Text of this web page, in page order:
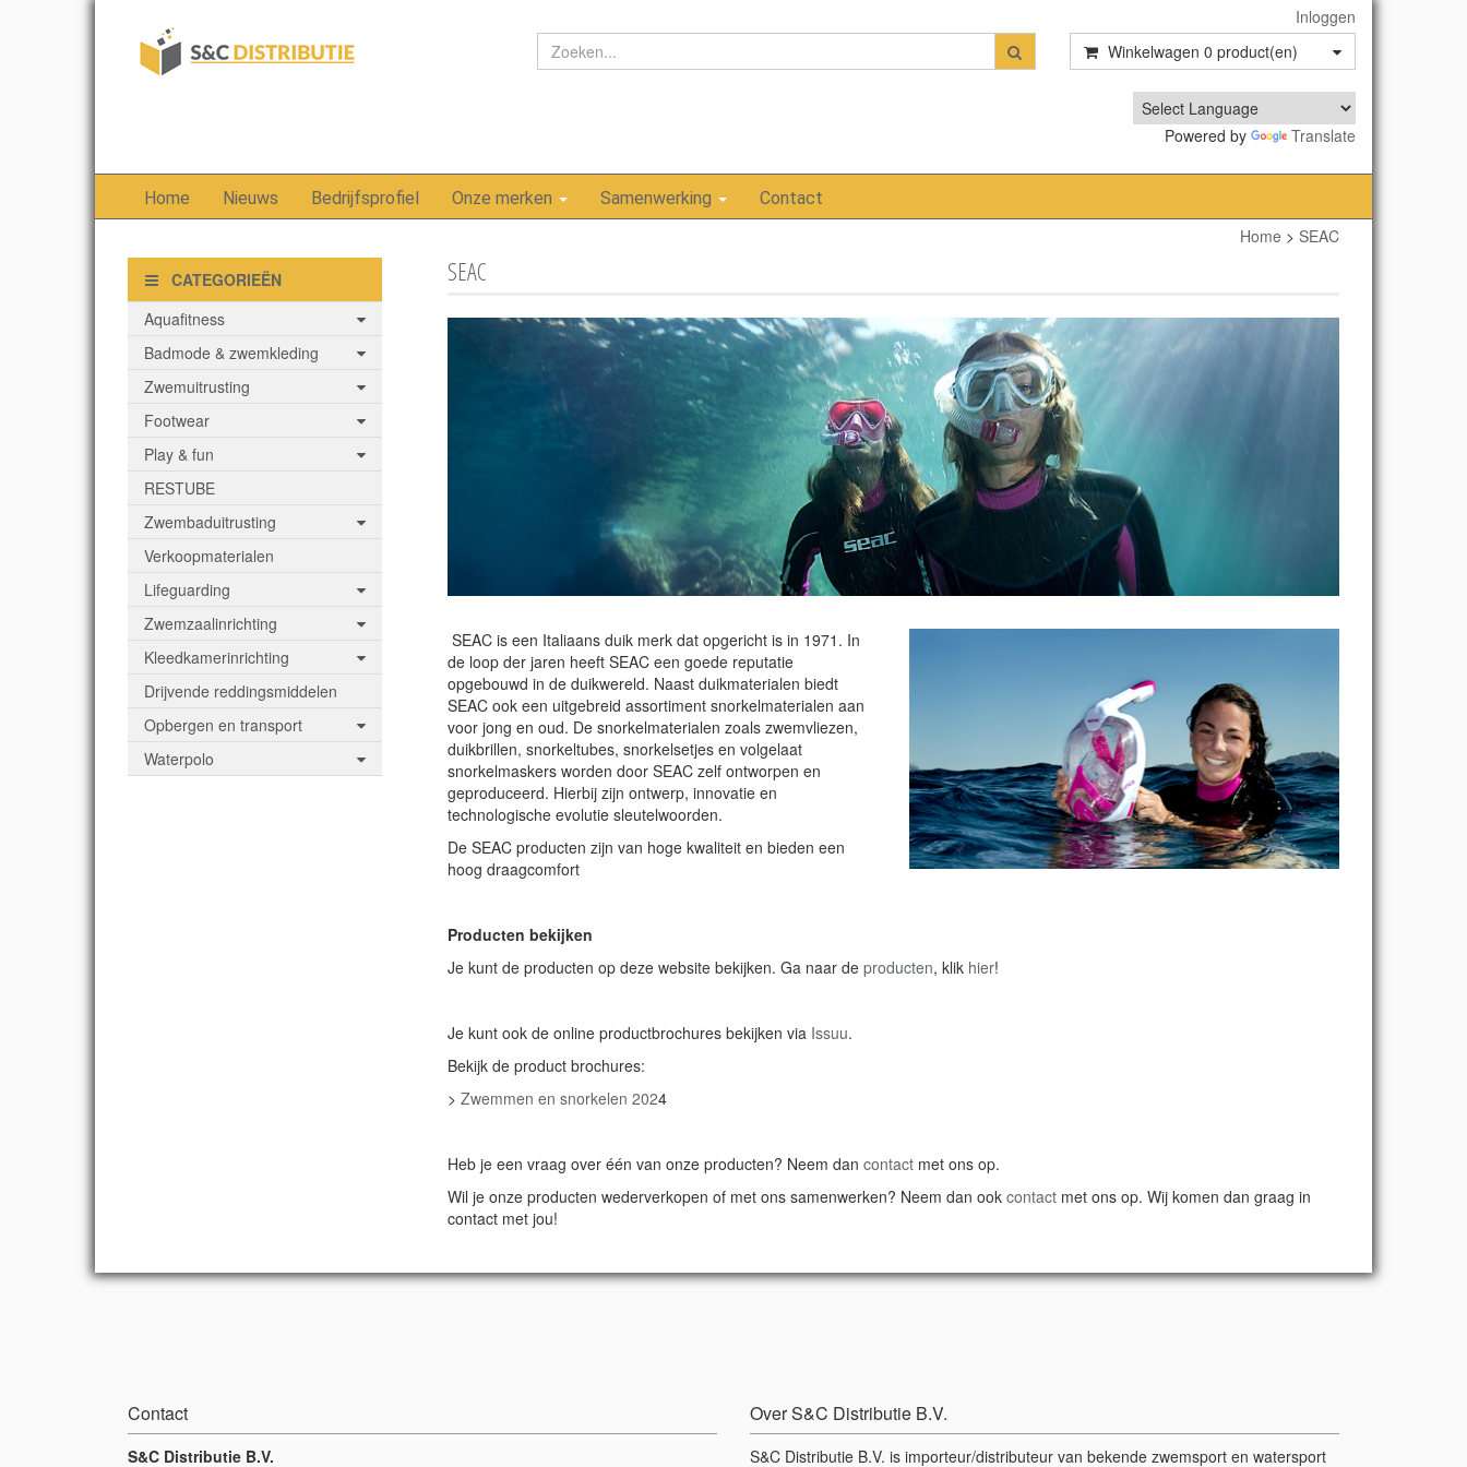
Inloggen
Winkelwagen 0 product(en)
Powered by Translate
Home Nieuws Bedrijfsprofiel Onze merken Samenwerking Contact
Home > SEAC
CATEGORIEËN
Aquafitness
Badmode & zwemkleding
Zwemuitrusting
Footwear
Play & fun
RESTUBE
Zwembaduitrusting
Verkoopmaterialen
Lifeguarding
Zwemzaalinrichting
Kleedkamerinrichting
Drijvende reddingsmiddelen
Opbergen en transport
Waterpolo
SEAC
SEAC is een Italiaans duik merk dat opgericht is in 1971. In
de loop der jaren heeft SEAC een goede reputatie
opgebouwd in de duikwereld. Naast duikmaterialen biedt
SEAC ook een uitgebreid assortiment snorkelmaterialen aan
voor jong en oud. De snorkelmaterialen zoals zwemvliezen,
duikbrillen, snorkeltubes, snorkelsetjes en volgelaat
snorkelmaskers worden door SEAC zelf ontworpen en
geproduceerd. Hierbij zijn ontwerp, innovatie en
technologische evolutie sleutelwoorden.
De SEAC producten zijn van hoge kwaliteit en bieden een
hoog draagcomfort
Producten bekijken
Je kunt de producten op deze website bekijken. Ga naar de producten, klik hier!
Je kunt ook de online productbrochures bekijken via Issuu.
Bekijk de product brochures:
> Zwemmen en snorkelen 2024
Heb je een vraag over één van onze producten? Neem dan contactmet ons op.
Wil je onze producten wederverkopen of met ons samenwerken? Neem dan ook contactmet ons op. Wij komen dan graag in
contact met jou!
Contact
S&C Distributie B.V.
Over S&C Distributie B.V.
S&C Distributie B.V. is importeur/distributeur van bekende zwemsport en watersport